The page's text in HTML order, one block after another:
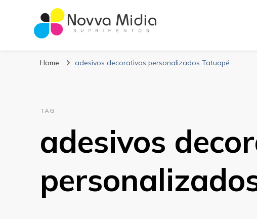
Blog Novva Midia
Home adesivos decorativos personalizados Tatuapé
TAG
adesivos